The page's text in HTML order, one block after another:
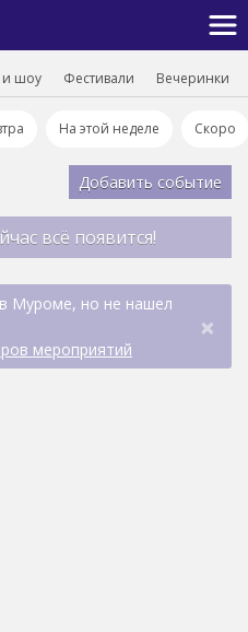
и шоу Фестивали Вечеринки
На этой неделе Скоро
Добавить событие
всё появится!
Муроме, но не нашел
мероприятий
×